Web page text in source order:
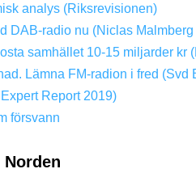
analys (Riksrevisionen)
DAB-radio nu (Niclas
samhället 10-15 miljarder kr
Lämna FM-radion i fred (Svd
Report 2019)
försvann
Norden